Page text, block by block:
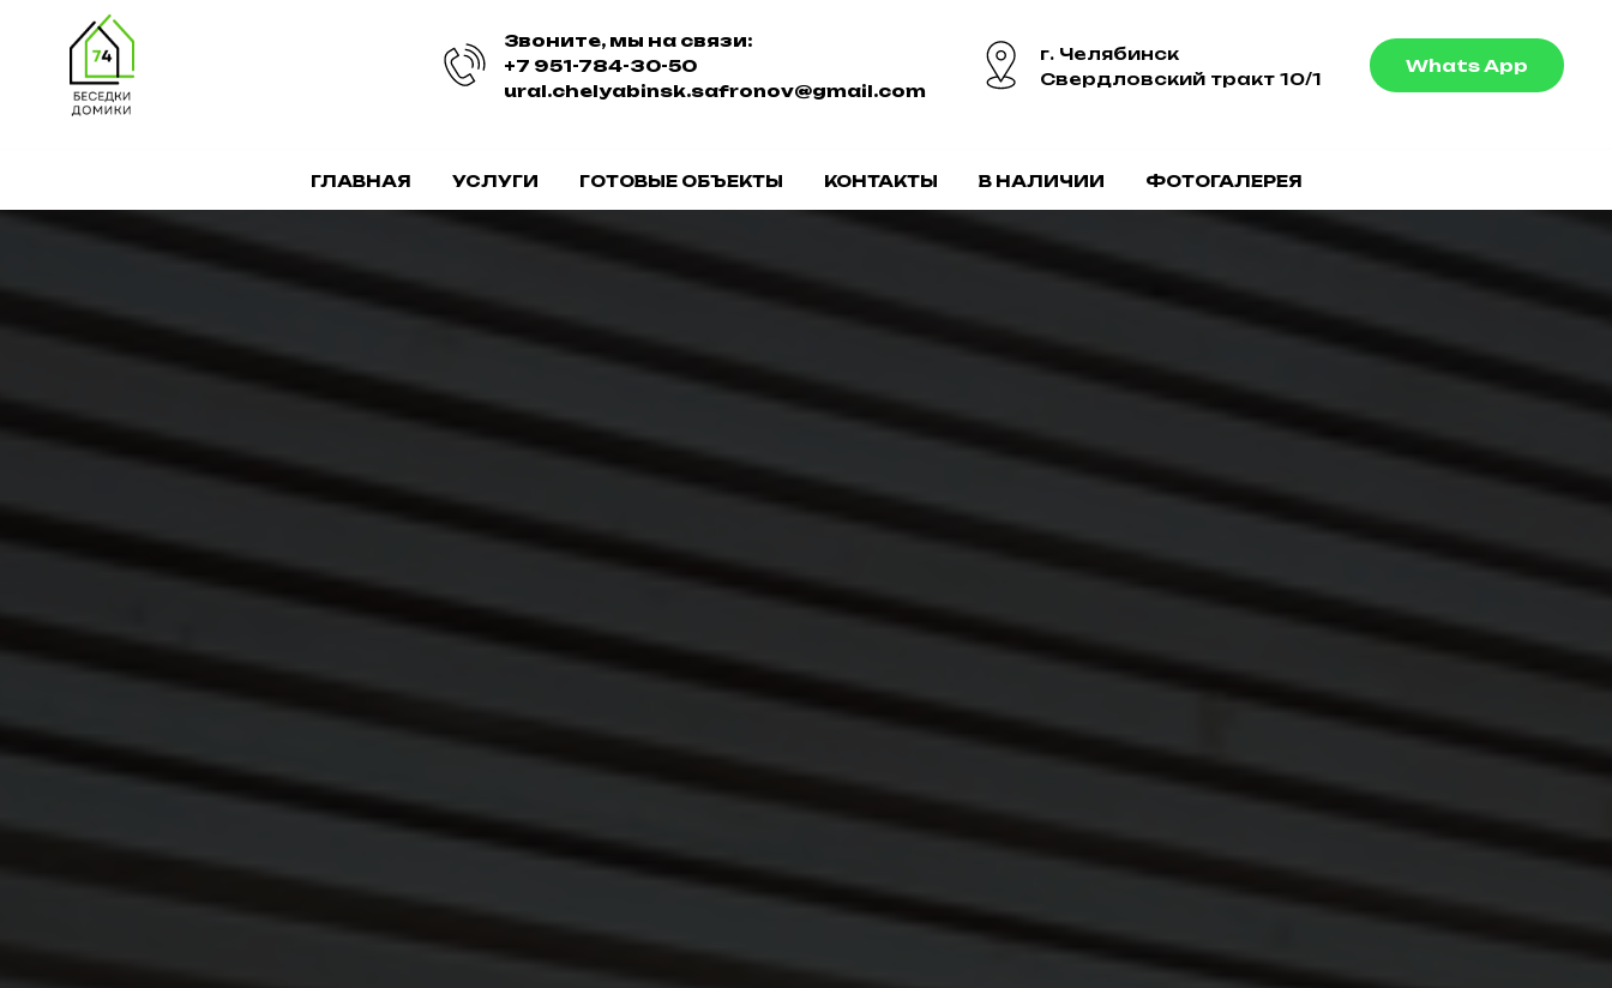
Звоните, мы на связи:
+7 951-784-30-50
ural.chelyabinsk.safronov@gmail.com
г. Челябинск
Свердловский тракт 10/1
Whats App
ГЛАВНАЯ УСЛУГИ ГОТОВЫЕ ОБЪЕКТЫ КОНТАКТЫ В НАЛИЧИИ ФОТОГАЛЕРЕЯ